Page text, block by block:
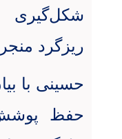
شکل‌گیری
ریزگرد
حسینی با
حفظ